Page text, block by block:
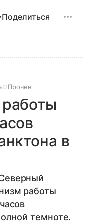
Поделиться
Прочее
в
работы
темноте.